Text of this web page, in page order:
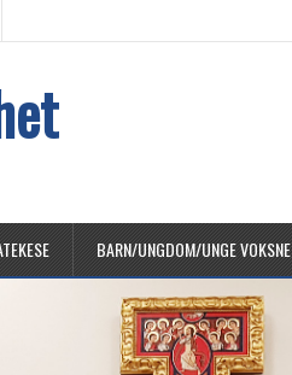
BARN/UNGDOM/UNGE VOKSNE